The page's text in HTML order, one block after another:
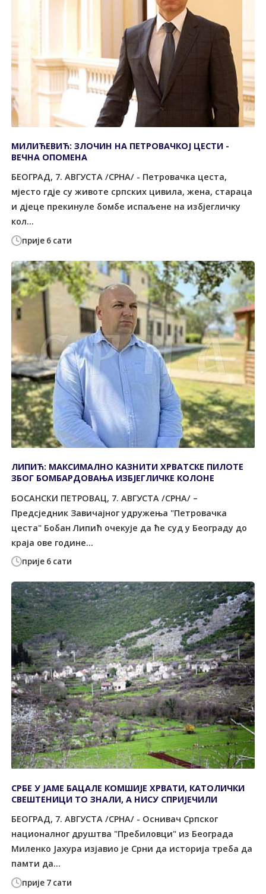
прије 6 сати
МИЛИЋЕВИЋ: ЗЛОЧИН НА ПЕТРОВАЧКОЈ ЦЕСТИ -
ВЕЧНА ОПОМЕНА
БЕОГРАД, 7. АВГУСТА /СРНА/ - Петровачка цеста,
мјесто гдје су животе српских цивила, жена, стараца
и дјеце прекинуле бомбе испаљене на избјегличку
кол...
прије 6 сати
ЛИПИЋ: МАКСИМАЛНО КАЗНИТИ ХРВАТСКЕ ПИЛОТЕ
ЗБОГ БОМБАРДОВАЊА ИЗБЈЕГЛИЧКЕ КОЛОНЕ
БОСАНСКИ ПЕТРОВАЦ, 7. АВГУСТА /СРНА/ –
Предсједник Завичајног удружења "Петровачка
цеста" Бобан Липић очекује да ће суд у Београду до
краја ове године...
прије 7 сати
СРБЕ У ЈАМЕ БАЦАЛЕ КОМШИЈЕ ХРВАТИ, КАТОЛИЧКИ
СВЕШТЕНИЦИ ТО ЗНАЛИ, А НИСУ СПРИЈЕЧИЛИ
БЕОГРАД, 7. АВГУСТА /СРНА/ - Оснивач Српског
националног друштва "Пребиловци" из Београда
Миленко Јахура изјавио је Срни да историја треба да
памти да...